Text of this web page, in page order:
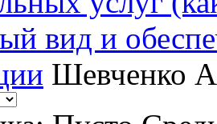
вид и
Шевченко